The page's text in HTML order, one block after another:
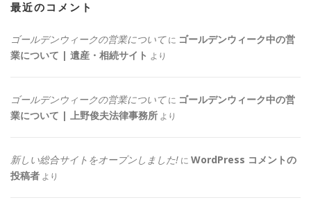
最近のコメント
ゴールデンウィークの営業についてに ゴールデンウィーク中の営
業について | 遺産・相続サイト より
ゴールデンウィークの営業についてに ゴールデンウィーク中の営
業について | 上野俊夫法律事務所 より
新しい総合サイトをオープンしました! に WordPress コメントの
投稿者 より